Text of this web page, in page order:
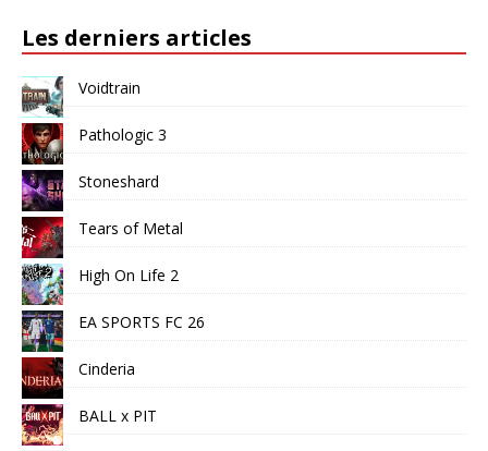
Les derniers articles
Voidtrain
Pathologic 3
Stoneshard
Tears of Metal
High On Life 2
EA SPORTS FC 26
Cinderia
BALL x PIT